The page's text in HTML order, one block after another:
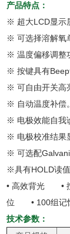
产品特点：
※ 超大LCD显示
※ 可选择溶解氧
※ 温度偏移调整
※ 按键具有Beep
※ 可自由开关高
※ 自动温度补偿
※ 电极效能自我
※ 电极校准结果
※ 可选配
※具有HOLD读值
• 高效背光 •
位 • 100组记
技术参数：